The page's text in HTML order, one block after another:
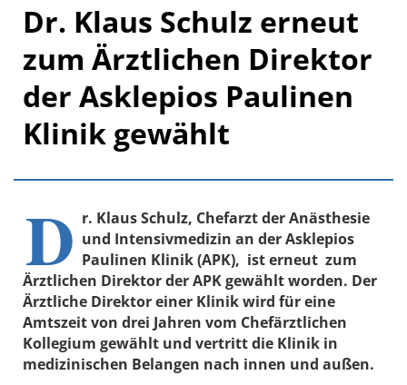
Dr. Klaus Schulz erneut
zum Ärztlichen Direktor
der Asklepios Paulinen
Klinik gewählt
D r. Klaus Schulz, Chefarzt der Anästhesie
und Intensivmedizin an der Asklepios
Paulinen Klinik (APK), ist erneut zum
Ärztlichen Direktor der APK gewählt worden. Der
Ärztliche Direktor einer Klinik wird für eine
Amtszeit von drei Jahren vom Chefärztlichen
Kollegium gewählt und vertritt die Klinik in
medizinischen Belangen nach innen und außen.